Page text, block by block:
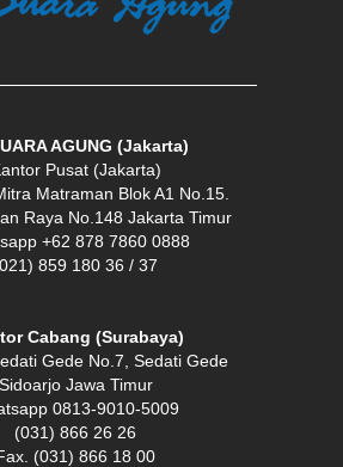
AGUNG (Jakarta)
Pusat (Jakarta)
Matraman Blok A1 No.15.
Raya No.148 Jakarta Timur
+62 878 7860 0888
859 180 36 / 37
Cabang (Surabaya)
Gede No.7, Sedati Gede
Sidoarjo Jawa Timur
0813-9010-5009
(031) 866 26 26
(031) 866 18 00